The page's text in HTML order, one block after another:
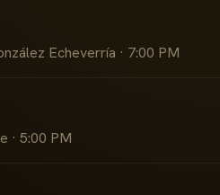
Echeverría · 7:00 PM
· 5:00 PM